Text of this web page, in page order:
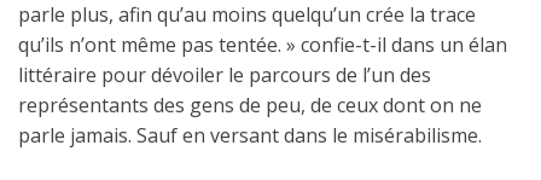
parle plus, afin qu’au moins quelqu’un crée la trace
qu’ils n’ont même pas tentée. » confie-t-il dans un élan
littéraire pour dévoiler le parcours de l’un des
représentants des gens de peu, de ceux dont on ne
parle jamais. Sauf en versant dans le misérabilisme.